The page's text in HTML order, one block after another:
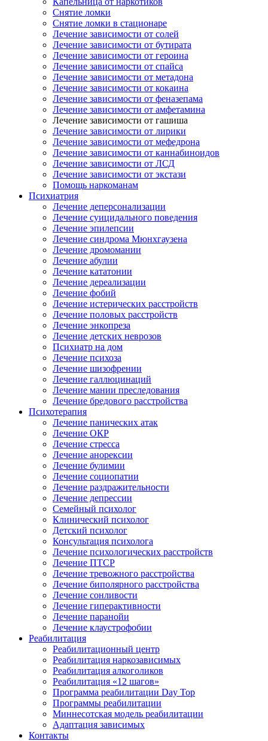
Снятие ломки
Снятие ломки в стационаре
Лечение зависимости от солей
Лечение зависимости от бутирата
Лечение зависимости от героина
Лечение зависимости от спайса
Лечение зависимости от метадона
Лечение зависимости от кокаина
Лечение зависимости от феназепама
Лечение зависимости от амфетамина
Лечение зависимости от гашиша
Лечение зависимости от лирики
Лечение зависимости от мефедрона
Лечение зависимости от каннабиноидов
Лечение зависимости от ЛСД
Лечение зависимости от экстази
Помощь наркоманам
Психиатрия
Лечение деперсонализации
Лечение суицидального поведения
Лечение эпилепсии
Лечение синдрома Мюнхгаузена
Лечение дромомании
Лечение абулии
Лечение кататонии
Лечение дереализации
Лечение фобий
Лечение истерических расстройств
Лечение половых расстройств
Лечение энкопреза
Лечение детских неврозов
Психиатр на дом
Лечение психоза
Лечение шизофрении
Лечение галлюцинаций
Лечение мании преследования
Лечение бредового расстройства
Психотерапия
Лечение панических атак
Лечение ОКР
Лечение стресса
Лечение анорексии
Лечение булимии
Лечение социопатии
Лечение раздражительности
Лечение депрессии
Семейный психолог
Клинический психолог
Детский психолог
Консультация психолога
Лечение психологических расстройств
Лечение ПТСР
Лечение тревожного расстройства
Лечение биполярного расстройства
Лечение сонливости
Лечение гиперактивности
Лечение паранойи
Лечение клаустрофобии
Реабилитация
Реабилитационный центр
Реабилитация наркозависимых
Реабилитация алкоголиков
Реабилитация «12 шагов»
Программа реабилитации Day Top
Программы реабилитации
Миннесотская модель реабилитации
Адаптация зависимых
Контакты